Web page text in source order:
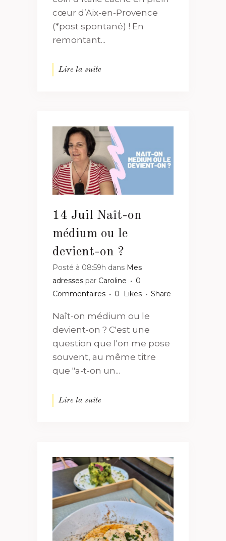
cœur d’Aix-en-Provence
(*post spontané) ! En
remontant...
Lire la suite
14 Juil Naît-on
médium ou le
devient-on ?
Posté à 08:59h dans Mes
adresses par Caroline
0
Commentaires
0 Likes Share
Naît-on médium ou le
devient-on ? C'est une
question que l'on me pose
souvent, au même titre
que "a-t-on un...
Lire la suite